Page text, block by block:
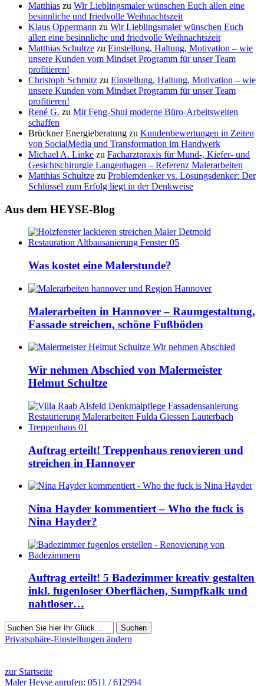
Matthias zu Wir Lieblingsmaler wünschen Euch allen eine
besinnliche und friedvolle Weihnachtszeit
Klaus Oppermann zu Wir Lieblingsmaler wünschen Euch
allen eine besinnliche und friedvolle Weihnachtszeit
Matthias Schultze zu Einstellung, Haltung, Motivation – wie
unsere Kunden vom Mindset Programm für unser Team
profitieren!
Christoph Schmitz zu Einstellung, Haltung, Motivation – wie
unsere Kunden vom Mindset Programm für unser Team
profitieren!
René G. zu Mit Feng-Shui moderne Büro-Arbeitswelten
schaffen
Brückner Energieberatung zu Kundenbewertungen in Zeiten
von SocialMedia und Transformation im Handwerk
Michael A. Linke zu Facharztpraxis für Mund-, Kiefer- und
Gesichtschirurgie Langenhagen – Referenz Malerarbeiten
Matthias Schultze zu Problemdenker vs. Lösungsdenker: Der
Schlüssel zum Erfolg liegt in der Denkweise
Aus dem HEYSE-Blog
Was kostet eine Malerstunde?
Malerarbeiten in Hannover – Raumgestaltung,
Fassade streichen, schöne Fußböden
Wir nehmen Abschied von Malermeister
Helmut Schultze
Auftrag erteilt! Treppenhaus renovieren und
streichen in Hannover
Nina Hayder kommentiert – Who the fuck is
Nina Hayder?
Auftrag erteilt! 5 Badezimmer kreativ gestalten
inkl. fugenloser Oberflächen, Sumpfkalk und
nahtloser…
Suchen
Privatsphäre-Einstellungen ändern
zur Startseite
Maler Heyse anrufen: 0511 / 612994